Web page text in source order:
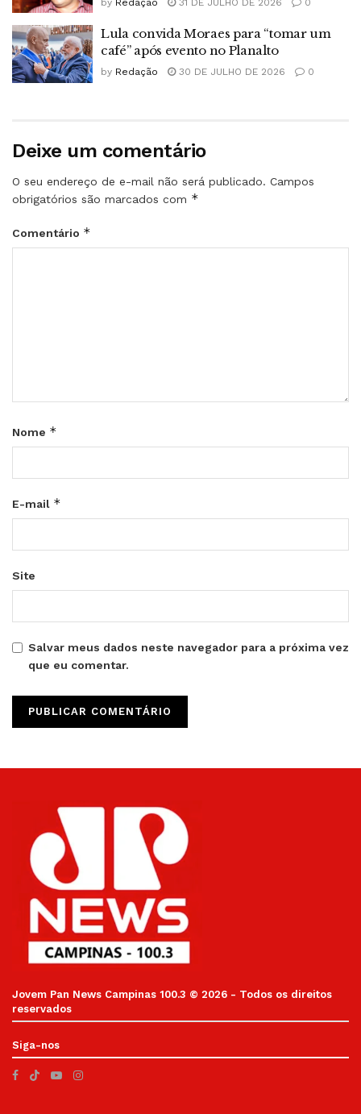
by Redação 31 DE JULHO DE 2026 0
Lula convida Moraes para “tomar um
café” após evento no Planalto
by Redação 30 DE JULHO DE 2026 0
Deixe um comentário
O seu endereço de e-mail não será publicado. Campos
obrigatórios são marcados com *
Comentário *
Nome *
E-mail *
Site
Salvar meus dados neste navegador para a próxima vez
que eu comentar.
Jovem Pan News Campinas 100.3 © 2026 - Todos os direitos
reservados
Siga-nos